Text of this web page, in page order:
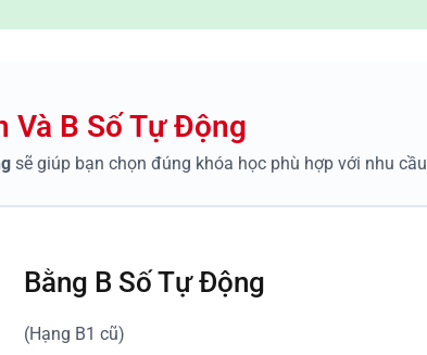
Và B Số Tự Động
sẽ giúp bạn chọn đúng khóa học phù hợp với nhu
Bằng B Số Tự Động
(Hạng B1 cũ)